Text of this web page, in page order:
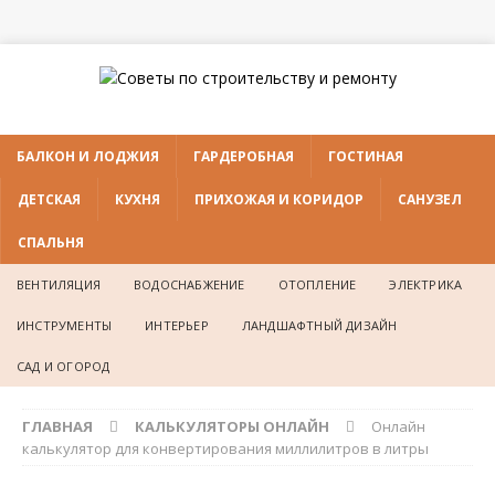
БАЛКОН И ЛОДЖИЯ ГАРДЕРОБНАЯ ГОСТИНАЯ
ДЕТСКАЯ КУХНЯ ПРИХОЖАЯ И КОРИДОР САНУЗЕЛ
СПАЛЬНЯ
ВЕНТИЛЯЦИЯ ВОДОСНАБЖЕНИЕ ОТОПЛЕНИЕ ЭЛЕКТРИКА
ИНСТРУМЕНТЫ ИНТЕРЬЕР ЛАНДШАФТНЫЙ ДИЗАЙН
САД И ОГОРОД
ГЛАВНАЯ КАЛЬКУЛЯТОРЫ ОНЛАЙН
Онлайн
калькулятор для конвертирования миллилитров в литры